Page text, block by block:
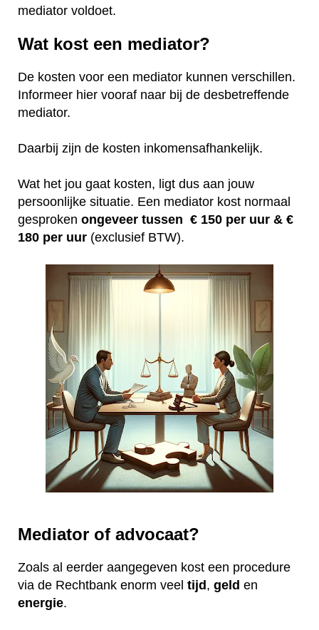
mediator voldoet.
Wat kost een mediator?
De kosten voor een mediator kunnen verschillen.
Informeer hier vooraf naar bij de desbetreffende
mediator.
Daarbij zijn de kosten inkomensafhankelijk.
Wat het jou gaat kosten, ligt dus aan jouw
persoonlijke situatie. Een mediator kost normaal
gesproken ongeveer tussen € 150 per uur & €
180 per uur (exclusief BTW).
Mediator of advocaat?
Zoals al eerder aangegeven kost een procedure
via de Rechtbank enorm veel tijd, geld en
energie.